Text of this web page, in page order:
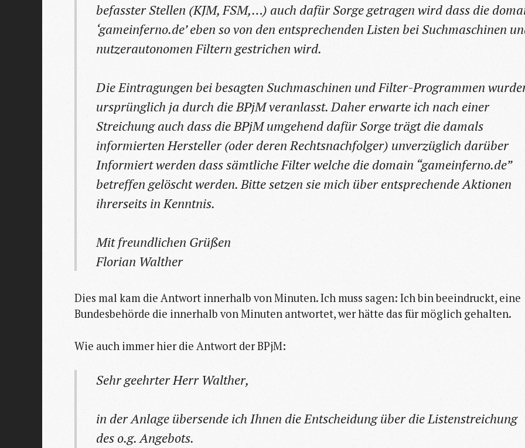
befasster Stellen (KJM, FSM,…) auch dafür Sorge getragen wird dass die
‘gameinferno.de’ eben so von den entsprechenden Listen bei Suchmaschinen
nutzerautonomen Filtern gestrichen wird.
Die Eintragungen bei besagten Suchmaschinen und Filter-Programmen
ursprünglich ja durch die BPjM veranlasst. Daher erwarte ich nach einer
Streichung auch dass die BPjM umgehend dafür Sorge trägt die damals
informierten Hersteller (oder deren Rechtsnachfolger) unverzüglich darüber
Informiert werden dass sämtliche Filter welche die domain “gameinferno.de”
betreffen gelöscht werden. Bitte setzen sie mich über entsprechende Aktionen
ihrerseits in Kenntnis.
Mit freundlichen Grüßen
Florian Walther
Dies mal kam die Antwort innerhalb von Minuten. Ich muss sagen: Ich bin beeindruckt, eine
Bundesbehörde die innerhalb von Minuten antwortet, wer hätte das für möglich gehalten.
Wie auch immer hier die Antwort der BPjM:
Sehr geehrter Herr Walther,
in der Anlage übersende ich Ihnen die Entscheidung über die Listenstreichung
des o.g. Angebots.